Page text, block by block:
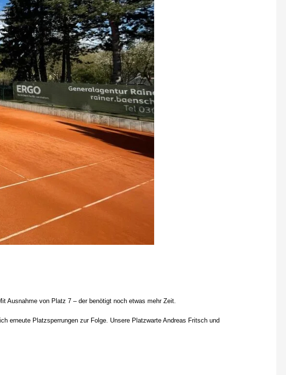
Ausnahme von Platz 7 – der benötigt noch etwas mehr Zeit.
erneute Platzsperrungen zur Folge. Unsere Platzwarte Andreas Fritsch und